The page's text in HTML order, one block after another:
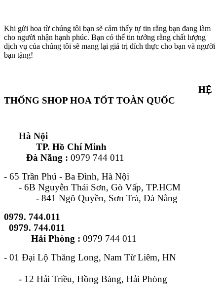
Khi gửi hoa từ chúng tôi bạn sẽ cảm thấy tự tin rằng bạn đang làm
cho người nhận hạnh phúc. Bạn có thể tin tưởng rằng chất lượng
dịch vụ của chúng tôi sẽ mang lại giá trị đích thực cho bạn và người
bạn tặng!
HỆ
THỐNG SHOP HOA TỐT TOÀN QUỐC
Hà Nội
TP. Hồ Chí Minh
Đà Nẵng : 0979 744 011
- 65 Trần Phú - Ba Đình, Hà Nội
- 6B Nguyễn Thái Sơn, Gò Vấp, TP.HCM
- 841 Ngô Quyền, Sơn Trà, Đà Nẵng
0979. 744.011
0979. 744.011
Hải Phòng : 0979 744 011
- 01 Đại Lộ Thăng Long, Nam Từ Liêm, HN
- 12 Hải Triều, Hồng Bàng, Hải Phòng